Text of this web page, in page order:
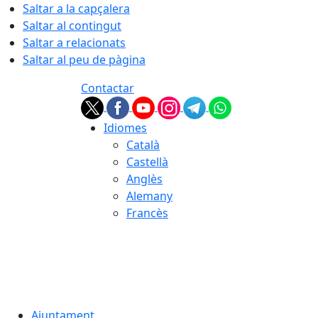
Saltar a la capçalera
Saltar al contingut
Saltar a relacionats
Saltar al peu de pàgina
Contactar
Idiomes
Català
Castellà
Anglès
Alemany
Francès